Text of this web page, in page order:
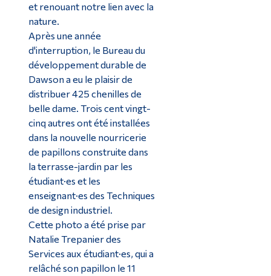
et renouant notre lien avec la
nature.
Après une année
d'interruption, le Bureau du
développement durable de
Dawson a eu le plaisir de
distribuer 425 chenilles de
belle dame. Trois cent vingt-
cinq autres ont été installées
dans la nouvelle nourricerie
de papillons construite dans
la terrasse-jardin par les
étudiant·es et les
enseignant·es des Techniques
de design industriel.
Cette photo a été prise par
Natalie Trepanier des
Services aux étudiant·es, qui a
relâché son papillon le 11